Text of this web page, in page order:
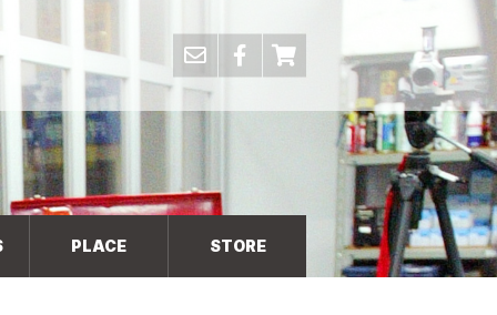
PLACE STORE